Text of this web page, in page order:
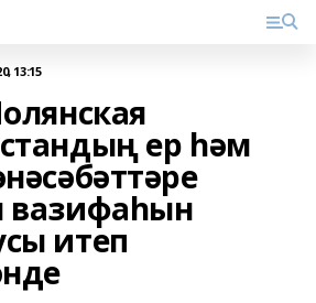
13:15
ер һәм
вазифаһын
итеп